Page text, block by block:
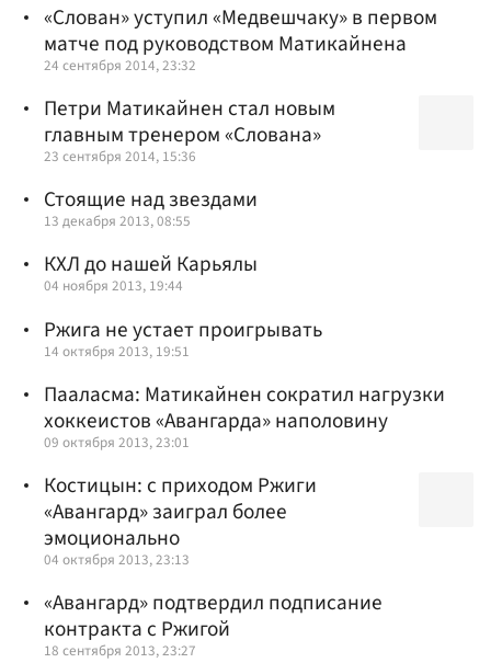
«Слован» уступил «Медвешчаку» в первом
матче под руководством Матикайнена
24 сентября 2014, 23:32
Петри Матикайнен стал новым
главным тренером «Слована»
23 сентября 2014, 15:36
Стоящие над звездами
13 декабря 2013, 08:55
КХЛ до нашей Карьялы
04 ноября 2013, 19:44
Ржига не устает проигрывать
14 октября 2013, 19:51
Пааласма: Матикайнен сократил нагрузки
хоккеистов «Авангарда» наполовину
09 октября 2013, 23:01
Костицын: с приходом Ржиги
«Авангард» заиграл более
эмоционально
04 октября 2013, 23:13
«Авангард» подтвердил подписание
контракта с Ржигой
18 сентября 2013, 23:27